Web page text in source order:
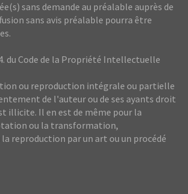
sans demande au préalable auprès de
sans avis préalable pourra être
du Code de la Propriété Intellectuelle
ou reproduction intégrale ou partielle
de l'auteur ou de ses ayants droit
illicite. Il en est de même pour la
ou la transformation,
reproduction par un art ou un procédé